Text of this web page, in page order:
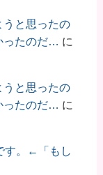
うと思ったの
たのだ…
に
うと思ったの
たのだ…
に
す。←「もし